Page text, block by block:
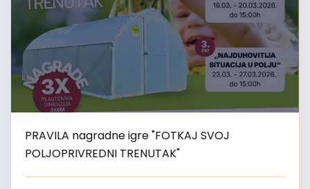
PRAVILA nagradne igre "FOTKAJ SVOJ
POLJOPRIVREDNI TRENUTAK"